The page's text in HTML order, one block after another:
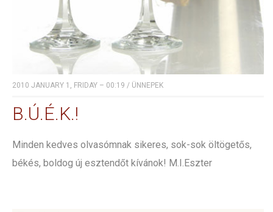
2010 JANUARY 1, FRIDAY – 00:19 / ÜNNEPEK
B.Ú.É.K.!
Minden kedves olvasómnak sikeres, sok-sok öltögetős,
békés, boldog új esztendőt kívánok! M.I.Eszter